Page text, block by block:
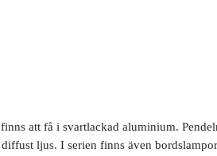
att få i svartlackad aluminium.
ljus. I serien finns även